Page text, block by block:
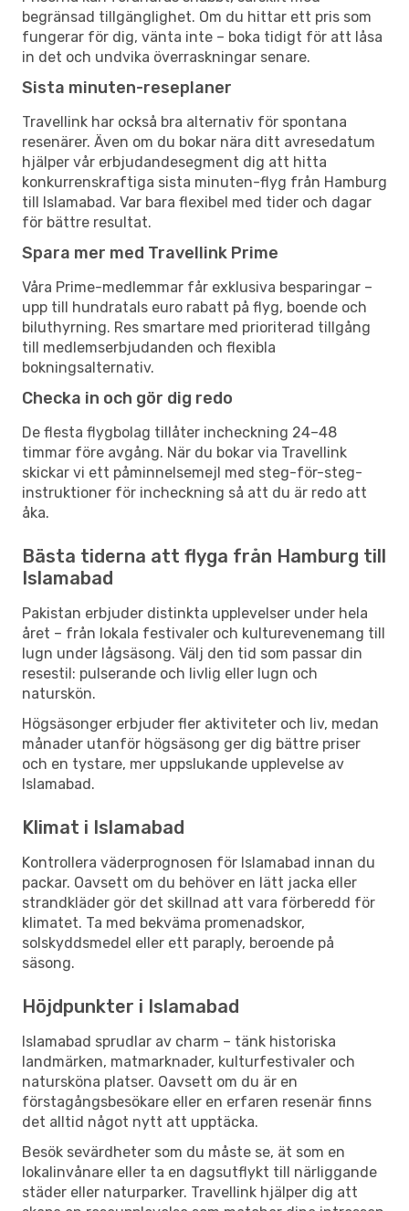
begränsad tillgänglighet. Om du hittar ett pris som
fungerar för dig, vänta inte – boka tidigt för att låsa
in det och undvika överraskningar senare.
Sista minuten-reseplaner
Travellink har också bra alternativ för spontana
resenärer. Även om du bokar nära ditt avresedatum
hjälper vår erbjudandesegment dig att hitta
konkurrenskraftiga sista minuten-flyg från Hamburg
till Islamabad. Var bara flexibel med tider och dagar
för bättre resultat.
Spara mer med Travellink Prime
Våra Prime-medlemmar får exklusiva besparingar –
upp till hundratals euro rabatt på flyg, boende och
biluthyrning. Res smartare med prioriterad tillgång
till medlemserbjudanden och flexibla
bokningsalternativ.
Checka in och gör dig redo
De flesta flygbolag tillåter incheckning 24–48
timmar före avgång. När du bokar via Travellink
skickar vi ett påminnelsemejl med steg-för-steg-
instruktioner för incheckning så att du är redo att
åka.
Bästa tiderna att flyga från Hamburg till
Islamabad
Pakistan erbjuder distinkta upplevelser under hela
året – från lokala festivaler och kulturevenemang till
lugn under lågsäsong. Välj den tid som passar din
resestil: pulserande och livlig eller lugn och
naturskön.
Högsäsonger erbjuder fler aktiviteter och liv, medan
månader utanför högsäsong ger dig bättre priser
och en tystare, mer uppslukande upplevelse av
Islamabad.
Klimat i Islamabad
Kontrollera väderprognosen för Islamabad innan du
packar. Oavsett om du behöver en lätt jacka eller
strandkläder gör det skillnad att vara förberedd för
klimatet. Ta med bekväma promenadskor,
solskyddsmedel eller ett paraply, beroende på
säsong.
Höjdpunkter i Islamabad
Islamabad sprudlar av charm – tänk historiska
landmärken, matmarknader, kulturfestivaler och
natursköna platser. Oavsett om du är en
förstagångsbesökare eller en erfaren resenär finns
det alltid något nytt att upptäcka.
Besök sevärdheter som du måste se, ät som en
lokalinvånare eller ta en dagsutflykt till närliggande
städer eller naturparker. Travellink hjälper dig att